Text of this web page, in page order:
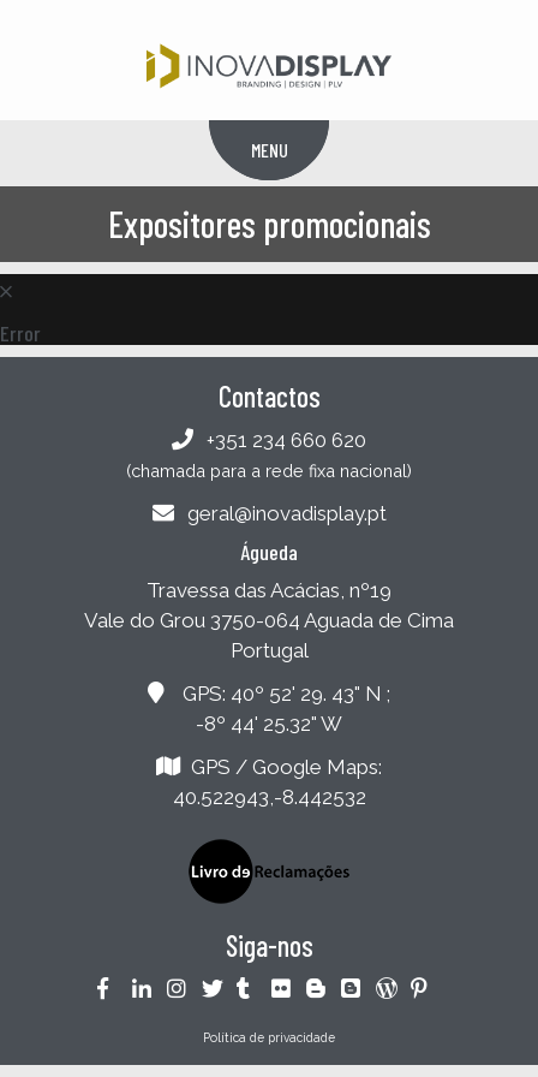
MENU
Menu
Expositores promocionais
Error
Contactos
+351 234 660 620
(chamada para a rede fixa nacional)
geral@inovadisplay.pt
Águeda
Travessa das Acácias, nº19
Vale do Grou 3750-064 Aguada de Cima
Portugal
GPS: 40º 52' 29. 43" N ;
-8º 44' 25.32" W
GPS / Google Maps:
40.522943,-8.442532
Siga-nos
Política de privacidade